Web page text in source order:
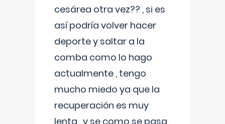
cesárea otra vez?? , si es
así podría volver hacer
deporte y saltar a la
comba como lo hago
actualmente , tengo
mucho miedo ya que la
recuperación es muy
lenta , y se como se pasa ,